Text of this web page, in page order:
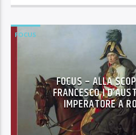
FOCUS
FOCUS – ALLA
FRANCESCO I
IMPERATORE A